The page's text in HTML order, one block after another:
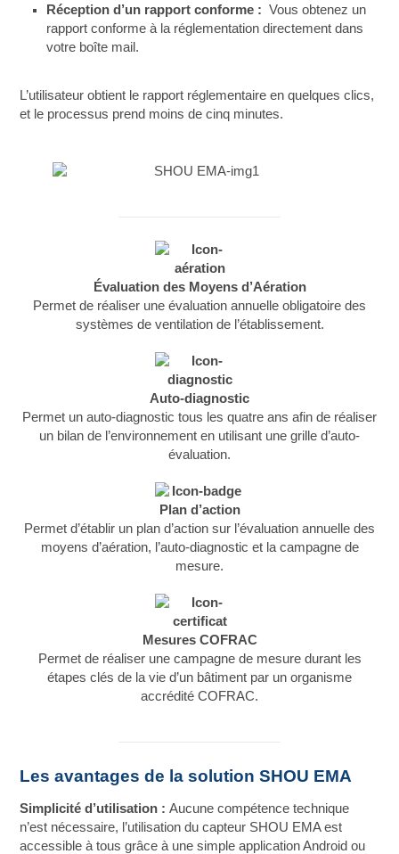
Réception d’un rapport conforme :Vous obtenez un
rapport conforme à la réglementation directement dans
votre boîte mail.
L’utilisateur obtient le rapport réglementaire en quelques clics,
et le processus prend moins de cinq minutes.
Évaluation des Moyens d’Aération
Permet de réaliser une évaluation annuelle obligatoire des
systèmes de ventilation de l’établissement.
Auto-diagnostic
Permet un auto-diagnostic tous les quatre ans afin de réaliser
un bilan de l’environnement en utilisant une grille d’auto-
évaluation.
Plan d’action
Permet d’établir un plan d’action sur l’évaluation annuelle des
moyens d’aération, l’auto-diagnostic et la campagne de
mesure.
Mesures COFRAC
Permet de réaliser une campagne de mesure durant les
étapes clés de la vie d’un bâtiment par un organisme
accrédité COFRAC.
Les avantages de la solution SHOU EMA
Simplicité d’utilisation :Aucune compétence technique
n’est nécessaire, l’utilisation du capteur SHOU EMA est
accessible à tous grâce à une simple application Android ou